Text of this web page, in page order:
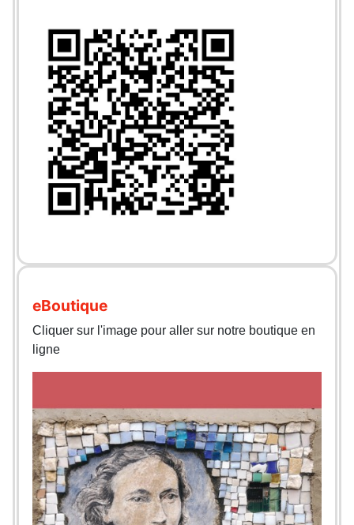
eBoutique
Cliquer sur l'image pour aller sur notre boutique en
ligne